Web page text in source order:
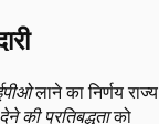
लाने का निर्णय राज्य
की प्रतिबद्धताको